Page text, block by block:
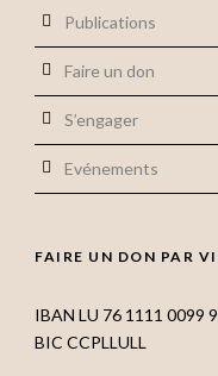
Publications
Faire un don
S’engager
Evénements
FAIRE UN DON PAR
IBAN LU 76 1111 0099
BIC CCPLLULL